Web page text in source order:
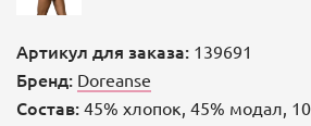
Артикул для заказа: 139691
Бренд: Doreanse
Состав: 45% хлопок, 45% модал,